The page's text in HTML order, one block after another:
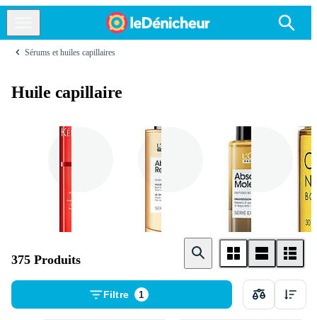
Sérums et huiles capillaires
Huile capillaire
Kerastase L ' Oréal Paris
L ’ Oréal
Professionnel
375 Produits
Filtre 1